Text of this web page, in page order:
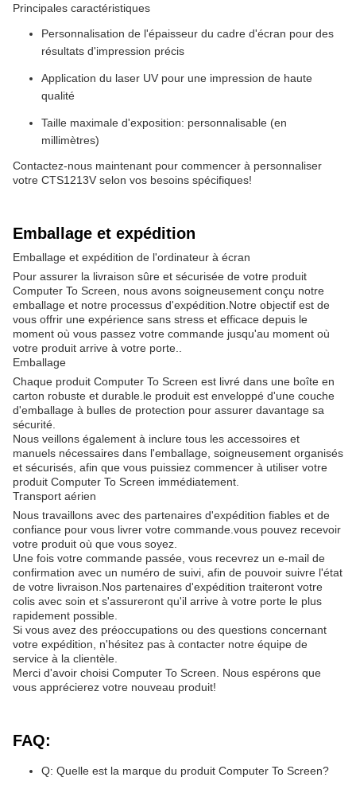
Principales caractéristiques
Personnalisation de l'épaisseur du cadre d'écran pour des
résultats d'impression précis
Application du laser UV pour une impression de haute
qualité
Taille maximale d'exposition: personnalisable (en
millimètres)
Contactez-nous maintenant pour commencer à personnaliser
votre CTS1213V selon vos besoins spécifiques!
Emballage et expédition
Emballage et expédition de l'ordinateur à écran
Pour assurer la livraison sûre et sécurisée de votre produit
Computer To Screen, nous avons soigneusement conçu notre
emballage et notre processus d'expédition.Notre objectif est de
vous offrir une expérience sans stress et efficace depuis le
moment où vous passez votre commande jusqu'au moment où
votre produit arrive à votre porte..
Emballage
Chaque produit Computer To Screen est livré dans une boîte en
carton robuste et durable.le produit est enveloppé d'une couche
d'emballage à bulles de protection pour assurer davantage sa
sécurité.
Nous veillons également à inclure tous les accessoires et
manuels nécessaires dans l'emballage, soigneusement organisés
et sécurisés, afin que vous puissiez commencer à utiliser votre
produit Computer To Screen immédiatement.
Transport aérien
Nous travaillons avec des partenaires d'expédition fiables et de
confiance pour vous livrer votre commande.vous pouvez recevoir
votre produit où que vous soyez.
Une fois votre commande passée, vous recevrez un e-mail de
confirmation avec un numéro de suivi, afin de pouvoir suivre l'état
de votre livraison.Nos partenaires d'expédition traiteront votre
colis avec soin et s'assureront qu'il arrive à votre porte le plus
rapidement possible.
Si vous avez des préoccupations ou des questions concernant
votre expédition, n'hésitez pas à contacter notre équipe de
service à la clientèle.
Merci d'avoir choisi Computer To Screen. Nous espérons que
vous apprécierez votre nouveau produit!
FAQ:
Q: Quelle est la marque du produit Computer To Screen?